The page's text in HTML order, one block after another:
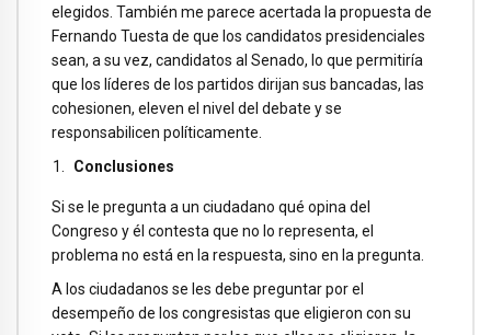
elegidos. También me parece acertada la propuesta de
Fernando Tuesta de que los candidatos presidenciales
sean, a su vez, candidatos al Senado, lo que permitiría
que los líderes de los partidos dirijan sus bancadas, las
cohesionen, eleven el nivel del debate y se
responsabilicen políticamente.
Conclusiones
Si se le pregunta a un ciudadano qué opina del
Congreso y él contesta que no lo representa, el
problema no está en la respuesta, sino en la pregunta.
A los ciudadanos se les debe preguntar por el
desempeño de los congresistas que eligieron con su